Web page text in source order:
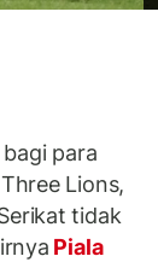
bagi para
Lions,
tidak
Piala